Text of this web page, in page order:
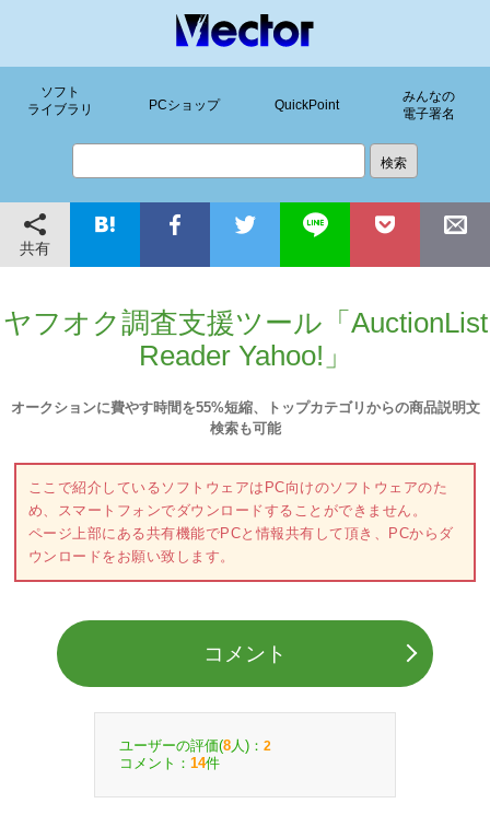
ソフト
ライブラリ
PCショップ QuickPoint
みんなの
電子署名
共有
ヤフオク調査支援ツール「AuctionList
Reader Yahoo!」
オークションに費やす時間を55%短縮、トップカテゴリからの商品説明文
検索も可能
ここで紹介しているソフトウェアはPC向けのソフトウェアのた
め、スマートフォンでダウンロードすることができません。
ページ上部にある共有機能でPCと情報共有して頂き、PCからダ
ウンロードをお願い致します。
コメント
ユーザーの評価(8 人)： 2
コメント： 14件